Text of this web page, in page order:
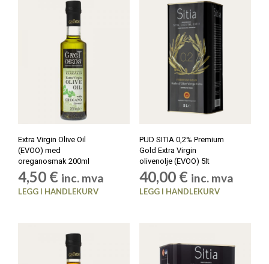
Extra Virgin Olive Oil
(EVOO) med
oreganosmak 200ml
4,50 € inc. mva
LEGG I HANDLEKURV
PUD SITIA 0,2% Premium
Gold Extra Virgin
olivenolje (EVOO) 5lt
40,00 € inc. mva
LEGG I HANDLEKURV